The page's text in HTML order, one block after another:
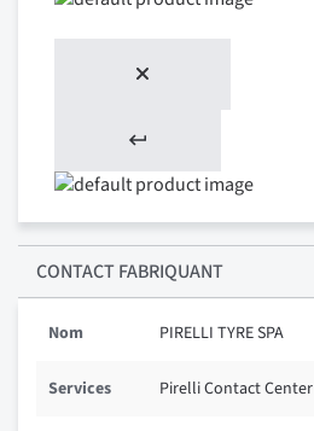
CONTACT FABRIQUANT
Nom PIRELLI TYRE SPA
Services Pirelli Contact Center